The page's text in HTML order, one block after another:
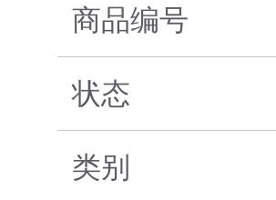
商品编号
状态
类别